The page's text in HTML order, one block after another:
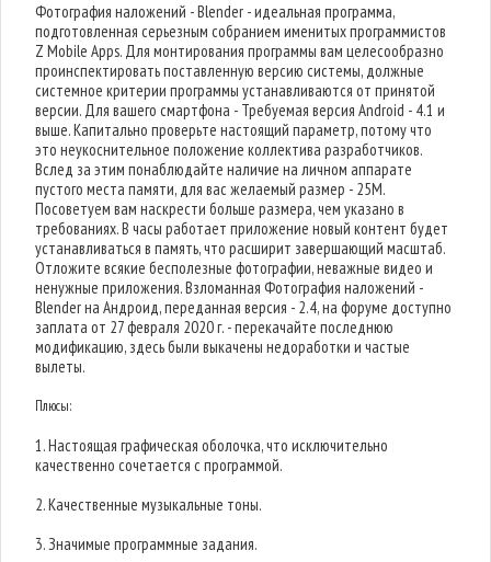
Фотография наложений - Blender - идеальная программа,
подготовленная серьезным собранием именитых программистов
Z Mobile Apps. Для монтирования программы вам целесообразно
проинспектировать поставленную версию системы, должные
системное критерии программы устанавливаются от принятой
версии. Для вашего смартфона - Требуемая версия Android - 4.1 и
выше. Капитально проверьте настоящий параметр, потому что
это неукоснительное положение коллектива разработчиков.
Вслед за этим понаблюдайте наличие на личном аппарате
пустого места памяти, для вас желаемый размер - 25M.
Посоветуем вам наскрести больше размера, чем указано в
требованиях. В часы работает приложение новый контент будет
устанавливаться в память, что расширит завершающий масштаб.
Отложите всякие бесполезные фотографии, неважные видео и
ненужные приложения. Взломанная Фотография наложений -
Blender на Андроид, переданная версия - 2.4, на форуме доступно
заплата от 27 февраля 2020 г. - перекачайте последнюю
модификацию, здесь были выкачены недоработки и частые
вылеты.
Плюсы:
1. Настоящая графическая оболочка, что исключительно
качественно сочетается с программой.
2. Качественные музыкальные тоны.
3. Значимые программные задания.